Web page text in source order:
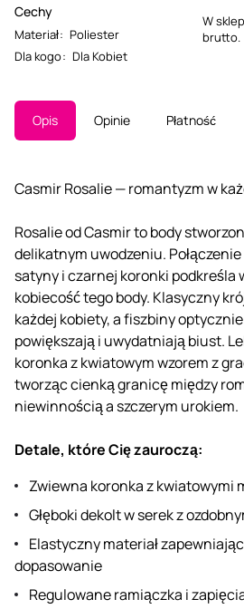
Cechy
Materiał: Poliester
Dla kogo: Dla Kobiet
W
brutto.
Opis Opinie Płatność
Casmir Rosalie — romantyzm w
Rosalie od Casmir to body
delikatnym uwodzeniu.
satyny i czarnej koronki podkreśla
kobiecość tego body. Klasyczny
każdej kobiety, a fiszbiny
powiększają i uwydatniają biust.
koronka z kwiatowym wzorem z
tworząc cienką granicę między
niewinnością a szczerym urokiem.
Detale, które Cię zauroczą:
Zwiewna koronka z kwiatowymi
Głęboki dekolt w serek z
Elastyczny materiał
dopasowanie
Regulowane ramiączka i